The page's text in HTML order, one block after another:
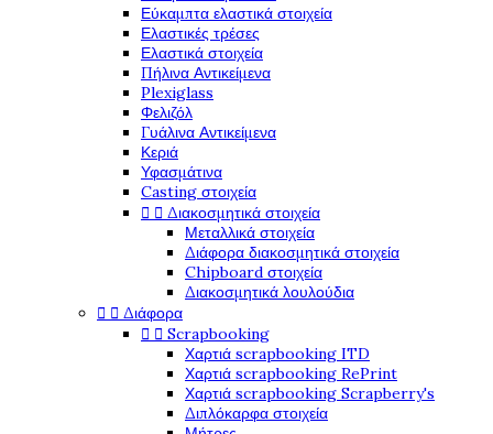
Εύκαμπτα ελαστικά στοιχεία
Ελαστικές τρέσες
Ελαστικά στοιχεία
Πήλινα Αντικείμενα
Plexiglass
Φελιζόλ
Γυάλινα Αντικείμενα
Κεριά
Υφασμάτινα
Casting στοιχεία
  Διακοσμητικά στοιχεία
Μεταλλικά στοιχεία
Διάφορα διακοσμητικά στοιχεία
Chipboard στοιχεία
Διακοσμητικά λουλούδια
  Διάφορα
  Scrapbooking
Χαρτιά scrapbooking ITD
Χαρτιά scrapbooking RePrint
Χαρτιά scrapbooking Scrapberry's
Διπλόκαρφα στοιχεία